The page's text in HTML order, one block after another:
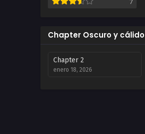
Chapter Oscuro y cálido
Chapter 2
enero 18, 2026